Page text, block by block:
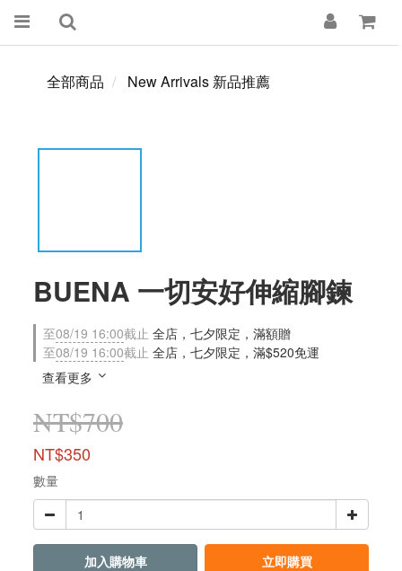
全部商品 New Arrivals 新品推薦
BUENA 一切安好伸縮腳鍊
至08/19 16:00截止 全店，七夕限定，滿額贈
至08/19 16:00截止 全店，七夕限定，滿$520免運
查看更多
NT$700
NT$350
數量
加入購物車 立即購買